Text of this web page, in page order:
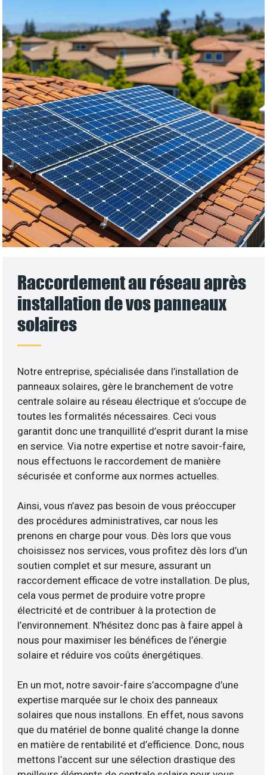
Raccordement au réseau après
installation de vos panneaux
solaires
Notre entreprise, spécialisée dans l’installation de
panneaux solaires, gère le branchement de votre
centrale solaire au réseau électrique et s’occupe de
toutes les formalités nécessaires. Ceci vous
garantit donc une tranquillité d’esprit durant la mise
en service. Via notre expertise et notre savoir-faire,
nous effectuons le raccordement de manière
sécurisée et conforme aux normes actuelles.
Ainsi, vous n’avez pas besoin de vous préoccuper
des procédures administratives, car nous les
prenons en charge pour vous. Dès lors que vous
choisissez nos services, vous profitez dès lors d’un
soutien complet et sur mesure, assurant un
raccordement efficace de votre installation. De plus,
cela vous permet de produire votre propre
électricité et de contribuer à la protection de
l’environnement. N’hésitez donc pas à faire appel à
nous pour maximiser les bénéfices de l’énergie
solaire et réduire vos coûts énergétiques.
En un mot, notre savoir-faire s’accompagne d’une
expertise marquée sur le choix des panneaux
solaires que nous installons. En effet, nous savons
que du matériel de bonne qualité change la donne
en matière de rentabilité et d’efficience. Donc, nous
mettons l’accent sur une sélection drastique des